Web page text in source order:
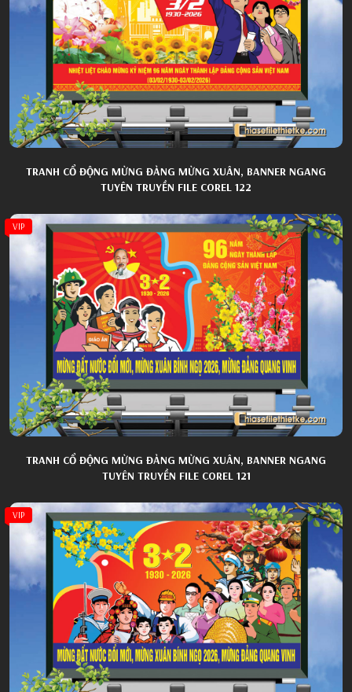
TRANH CỔ ĐỘNG MỪNG ĐẢNG MỪNG XUÂN, BANNER NGANG
TUYÊN TRUYỀN FILE COREL 122
VIP
TRANH CỔ ĐỘNG MỪNG ĐẢNG MỪNG XUÂN, BANNER NGANG
TUYÊN TRUYỀN FILE COREL 121
VIP